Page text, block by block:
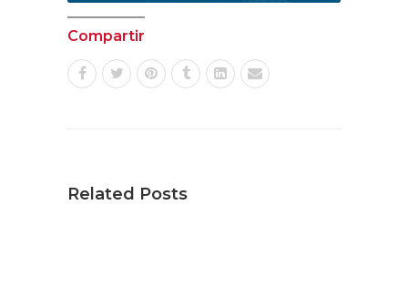
Compartir
Related Posts